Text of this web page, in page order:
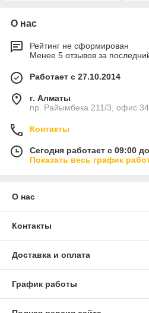
О нас
Рейтинг не сформирован
Менее 5 отзывов за
Работает с 27.10.2014
г. Алматы
пр. Райымбека 211/3, офис
Контакты
Сегодня работает с 09:00
Показать весь график
О нас
Контакты
Доставка и оплата
График работы